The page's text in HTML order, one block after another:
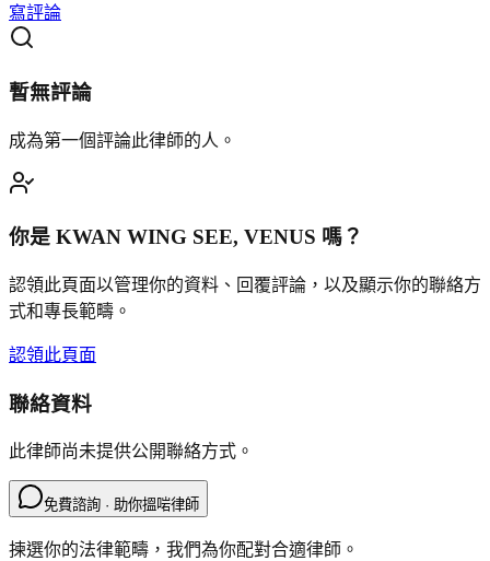
寫評論
暫無評論
成為第一個評論此律師的人。
你是 KWAN WING SEE, VENUS 嗎？
認領此頁面以管理你的資料、回覆評論，以及顯示你的聯絡方
式和專長範疇。
認領此頁面
聯絡資料
此律師尚未提供公開聯絡方式。
免費諮詢 · 助你搵啱律師
揀選你的法律範疇，我們為你配對合適律師。